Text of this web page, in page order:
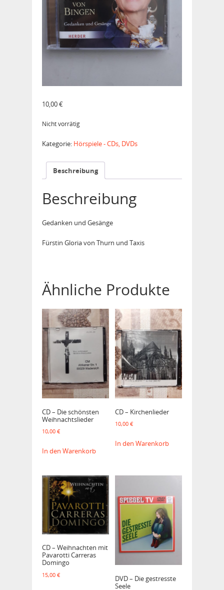
10,00€
Nicht vorrätig
Kategorie: Hörspiele - CDs, DVDs
Beschreibung
Beschreibung
Gedanken und Gesänge
Fürstin Gloria von Thurn und Taxis
Ähnliche Produkte
CD – Die schönsten
Weihnachtslieder
10,00 €
In den Warenkorb
CD – Kirchenlieder
10,00 €
In den Warenkorb
CD – Weihnachten mit
Pavarotti Carreras
Domingo
15,00 €
DVD – Die gestresste
Seele